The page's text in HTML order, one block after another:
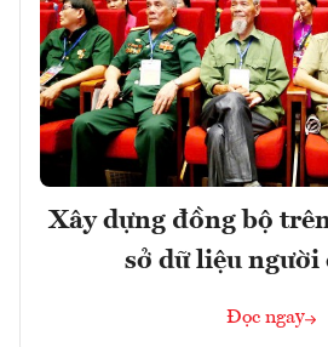
Xây dựng đồng bộ
sở dữ liệu người
Đọc ngay